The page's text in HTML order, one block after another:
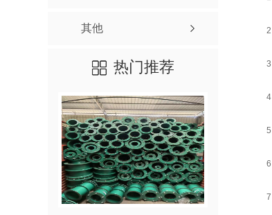
其他
热门推荐